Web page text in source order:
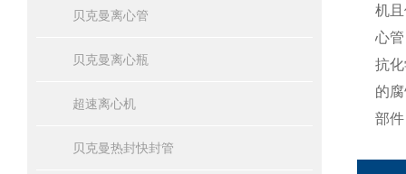
贝克曼离心管
贝克曼离心瓶
超速离心机
贝克曼热封快封管
机
心
抗
的
部